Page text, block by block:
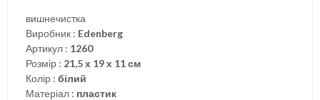
вишнечистка
Виробник : Edenberg
Артикул : 1260
Розмір : 21,5 х 19 х 11 см
Колір : білий
Матеріал : пластик